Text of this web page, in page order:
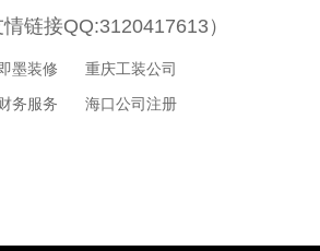
链接QQ:3120417613）
即墨装修
重庆工装公司
务服务
海口公司注册